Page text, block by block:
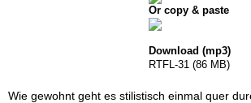
Or copy & paste
Download (mp3)
RTFL-31 (86 MB)
Wie gewohnt geht es stilistisch einmal quer